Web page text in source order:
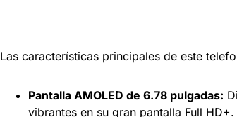
Las características principales de este
Pantalla AMOLED de 6.78 pulgadas:
vibrantes en su gran pantalla Full HD+.